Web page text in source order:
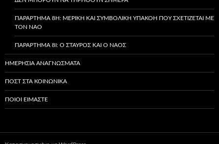
ΠΑΡΆΡΤΗΜΑ 8H: ΜΕΡΙΚΉ ΚΑΙ ΣΥΜΒΟΛΙΚΉ ΥΠΑΚΟΉ ΠΟΥ ΣΧΕΤΊΖΕΤΑΙ ΜΕ
ΤΟΝ ΝΑΌ
ΠΑΡΆΡΤΗΜΑ 8I: Ο ΣΤΑΥΡΌΣ ΚΑΙ Ο ΝΑΌΣ
ΗΜΕΡΉΣΙΑ ΑΝΑΓΝΏΣΜΑΤΑ
ΠΟΣΤ ΣΤΑ ΚΟΙΝΩΝΙΚΆ
ΠΟΙΟΙ ΕΊΜΑΣΤΕ